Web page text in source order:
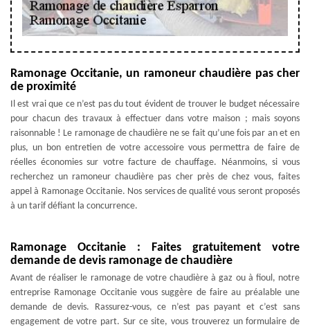
Ramonage Occitanie, un ramoneur chaudière pas cher
de proximité
Il est vrai que ce n’est pas du tout évident de trouver le budget nécessaire
pour chacun des travaux à effectuer dans votre maison ; mais soyons
raisonnable ! Le ramonage de chaudière ne se fait qu’une fois par an et en
plus, un bon entretien de votre accessoire vous permettra de faire de
réelles économies sur votre facture de chauffage. Néanmoins, si vous
recherchez un ramoneur chaudière pas cher près de chez vous, faites
appel à Ramonage Occitanie. Nos services de qualité vous seront proposés
à un tarif défiant la concurrence.
Ramonage Occitanie : Faites gratuitement votre
demande de devis ramonage de chaudière
Avant de réaliser le ramonage de votre chaudière à gaz ou à fioul, notre
entreprise Ramonage Occitanie vous suggère de faire au préalable une
demande de devis. Rassurez-vous, ce n’est pas payant et c’est sans
engagement de votre part. Sur ce site, vous trouverez un formulaire de